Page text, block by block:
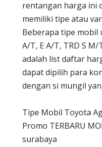
rentangan harga ini
memiliki tipe atau
Beberapa tipe mobil
A/T, E A/T, TRD S
adalah list daftar
dapat dipilih para
dengan si mungil
Tipe Mobil Toyota
Promo TERBARU
surabaya